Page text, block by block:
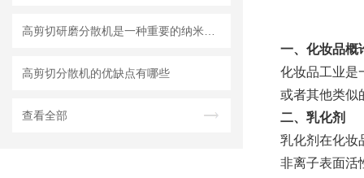
高剪切分散机的优缺点有哪些
查看全部
一、化妆品概
化妆品工业是
或者其他类似
二、乳化剂
乳化剂在化妆
非离子表面活